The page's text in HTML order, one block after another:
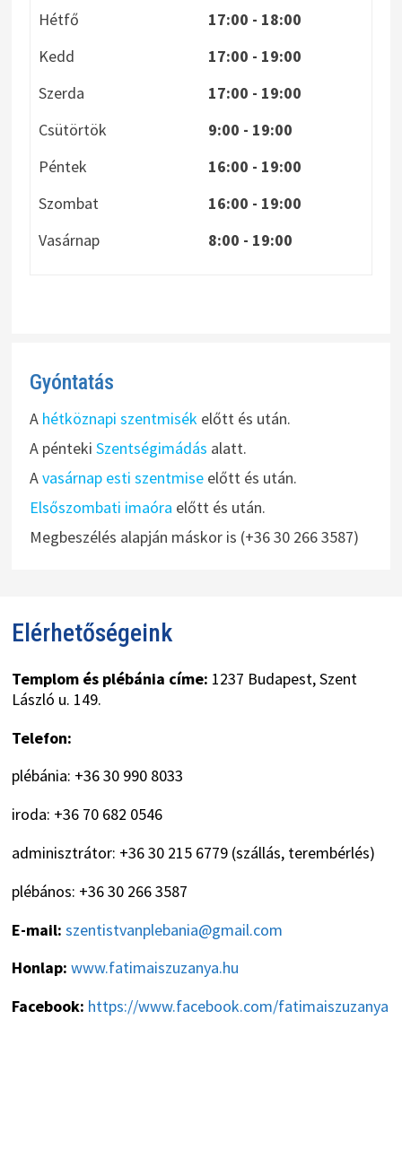
Hétfő
17:00 - 18:00
Kedd
17:00 - 19:00
Szerda
17:00 - 19:00
Csütörtök
9:00 - 19:00
Péntek
16:00 - 19:00
Szombat
16:00 - 19:00
Vasárnap
8:00 - 19:00
Gyóntatás
A hétköznapi szentmisékelőtt és után.
A pénteki Szentségimádás alatt.
Avasárnap esti szentmiseelőtt és után.
Elsőszombati imaóra előtt és után.
Megbeszélés alapján máskor is (+36 30 266 3587)
Elérhetőségeink
Templom és plébánia címe: 1237 Budapest, Szent
László u. 149.
Telefon:
plébánia: +36 30 990 8033
iroda: +36 70 682 0546
adminisztrátor: +36 30 215 6779 (szállás, terembérlés)
plébános: +36 30 266 3587
E-mail: szentistvanplebania@gmail.com
Honlap: www.fatimaiszuzanya.hu
Facebook: https://www.facebook.com/fatimaiszuzanya